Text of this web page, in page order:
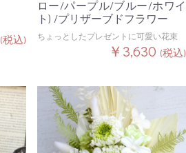
(税込)
ロー/パープル/ブルー/ホワイ
ト) /プリザーブドフラワー
ちょっとしたプレゼントに可愛い花束
￥3,630 (税込)